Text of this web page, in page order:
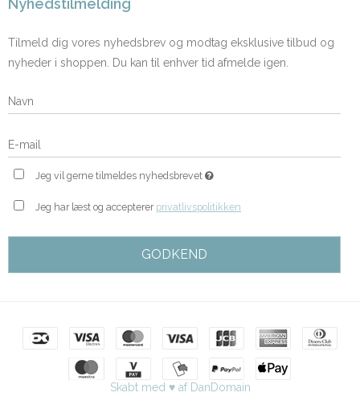
Nyhedstilmelding
Tilmeld dig vores nyhedsbrev og modtag eksklusive tilbud og
nyheder i shoppen. Du kan til enhver tid afmelde igen.
Jeg vil gerne tilmeldes nyhedsbrevet
Jeg har læst og accepterer privatlivspolitikken
GODKEND
Skabt med ♥ af DanDomain